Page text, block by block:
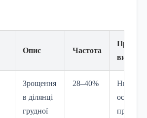
Опис Частота
Прогноз
Зрощення
в ділянці
грудної
28–40%
при